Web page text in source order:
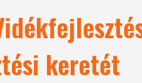
keretét